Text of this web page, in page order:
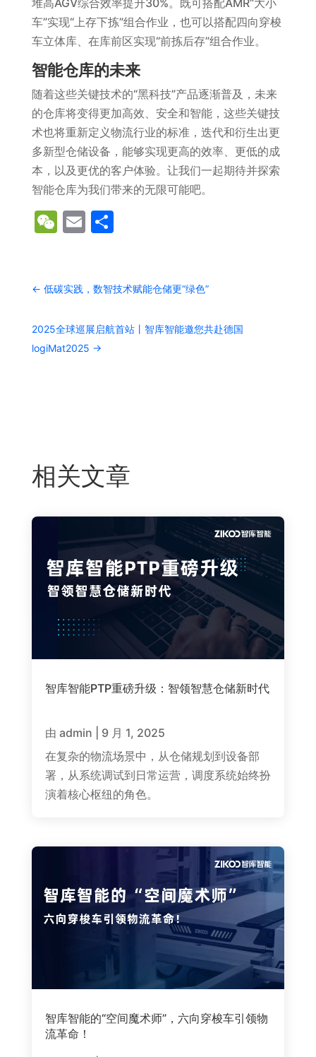
堆高AGV综合效率提升30%。既可搭配AMR“大小
车”实现“上存下拣”组合作业，也可以搭配四向穿梭
车立体库、在库前区实现“前拣后存”组合作业。
智能仓库的未来
随着这些关键技术的“黑科技”产品逐渐普及，未来
的仓库将变得更加高效、安全和智能，这些关键技
术也将重新定义物流行业的标准，迭代和衍生出更
多新型仓储设备，能够实现更高的效率、更低的成
本，以及更优的客户体验。让我们一起期待并探索
智能仓库为我们带来的无限可能吧。
WeChat
Email
分
← 低碳实践，数智技术赋能仓储更“绿色”
2025全球巡展启航首站丨智库智能邀您共赴德国
logiMat2025 →
相关文章
智库智能PTP重磅升级：智领智慧仓储新时代
由 admin
9 月 1, 2025
在复杂的物流场景中，从仓储规划到设备部
署，从系统调试到日常运营，调度系统始终扮
演着核心枢纽的角色。
智库智能的“空间魔术师”，六向穿梭车引领物
流革命！